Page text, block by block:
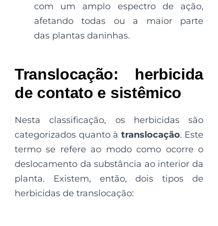
com um amplo espectro de ação,
afetando todas ou a maior parte
das plantas daninhas.
Translocação: herbicida
de contato e sistêmico
Nesta classificação, os herbicidas são
categorizados quanto à translocação. Este
termo se refere ao modo como ocorre o
deslocamento da substância ao interior da
planta. Existem, então, dois tipos de
herbicidas de translocação: